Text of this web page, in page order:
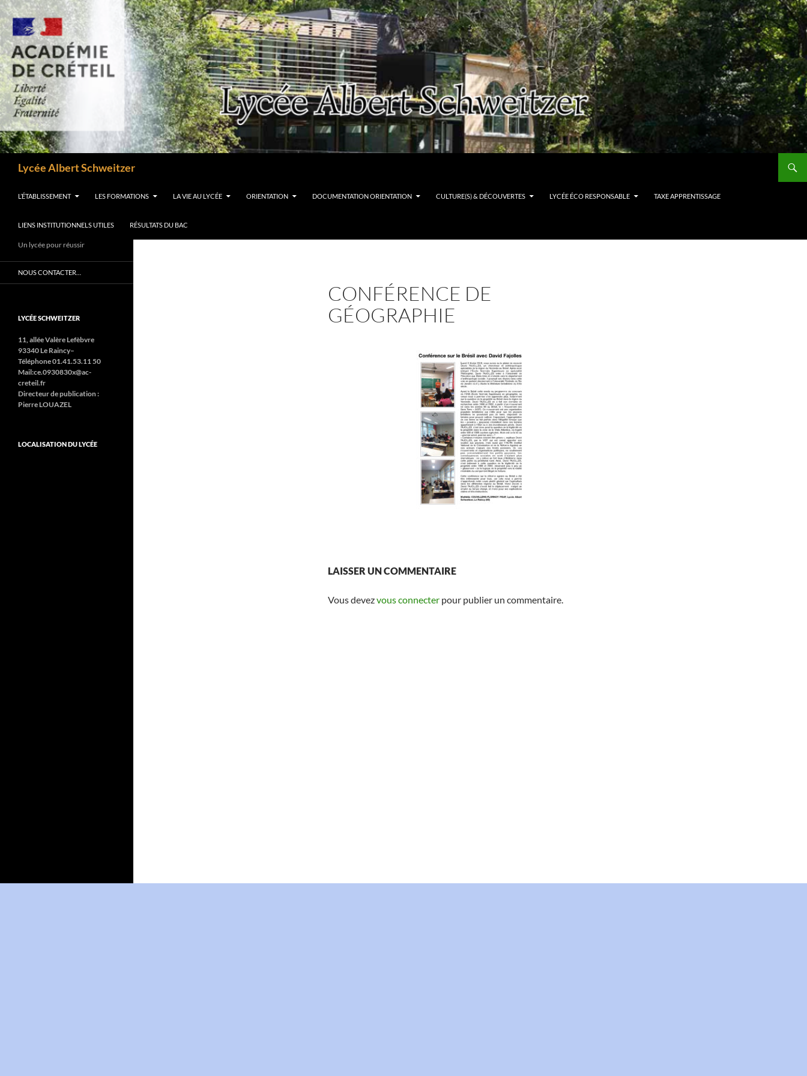
Aller
au
contenu
Lycée Albert Schweitzer
L’ÉTABLISSEMENT LES FORMATIONS LA VIE AU LYCÉE ORIENTATION DOCUMENTATION ORIENTATION CULTURE(S) & DÉCOUVERTES LYCÉE ÉCO RESPONSABLE TAXE APPRENTISSAGE
LIENS INSTITUTIONNELS UTILES RÉSULTATS DU BAC
CONFÉRENCE DE
GÉOGRAPHIE
LAISSER UN COMMENTAIRE
Vous devezvous connecter pour publier un commentaire.
Un lycée pour réussir
NOUS CONTACTER…
LYCÉE SCHWEITZER
11, allée Valère Lefèbvre
93340 Le Raincy–
Téléphone 01.41.53.11 50
Mail:ce.0930830x@ac-
creteil.fr
Directeur de publication :
Pierre LOUAZEL
LOCALISATION DU LYCÉE